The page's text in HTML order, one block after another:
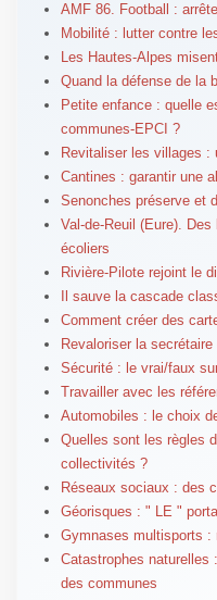
AMF 86. Football :
Mobilité : lutter contre
Les Hautes-Alpes
Quand la défense de la
Petite enfance : quelle
communes-EPCI ?
Revitaliser les villages :
Cantines : garantir une
Senonches préserve et
Val-de-Reuil (Eure).
écoliers
Rivière-Pilote rejoint le
Il sauve la cascade
Comment créer des
Revaloriser la
Sécurité : le vrai/faux
Travailler avec les
Automobiles : le choix
Quelles sont les règles
collectivités ?
Réseaux sociaux : des
Géorisques : " LE "
Gymnases multisports :
Catastrophes naturelles
des communes